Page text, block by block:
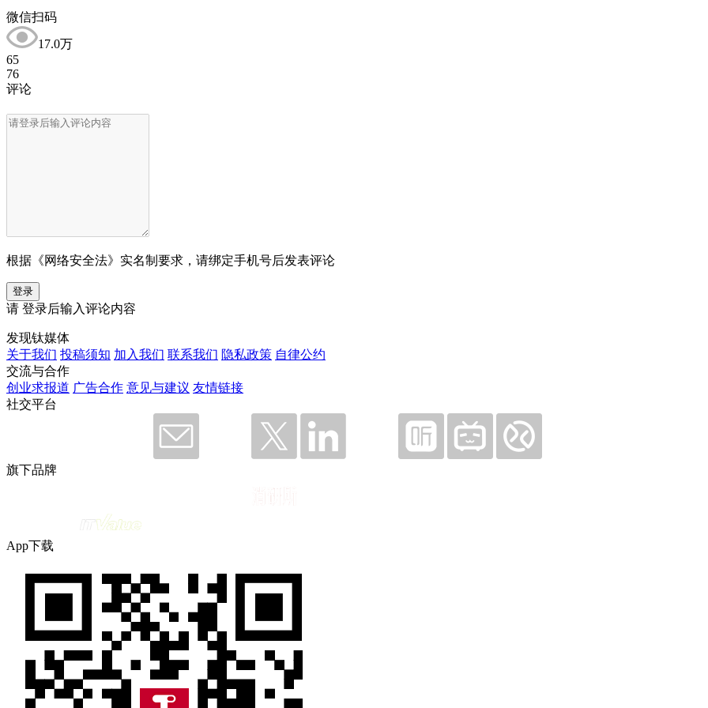
微信扫码
17.0万
65
76
评论
根据《网络安全法》实名制要求，请绑定手机号后发表评论
登录
请 登录后输入评论内容
发现钛媒体
关于我们 投稿须知 加入我们 联系我们 隐私政策 自律公约
交流与合作
创业求报道 广告合作 意见与建议 友情链接
社交平台
旗下品牌
App下载